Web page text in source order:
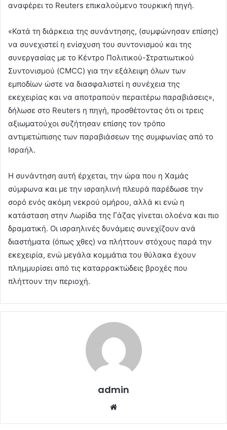
αναφέρει το Reuters επικαλούμενο τουρκική πηγή.
«Κατά τη διάρκεια της συνάντησης, (συμφώνησαν επίσης)
να συνεχιστεί η ενίσχυση του συντονισμού και της
συνεργασίας με το Κέντρο Πολιτικού-Στρατιωτικού
Συντονισμού (CMCC) για την εξάλειψη όλων των
εμποδίων ώστε να διασφαλιστεί η συνέχεια της
εκεχειρίας και να αποτραπούν περαιτέρω παραβιάσεις»,
δήλωσε στο Reuters η πηγή, προσθέτοντας ότι οι τρεις
αξιωματούχοι συζήτησαν επίσης τον τρόπο
αντιμετώπισης των παραβιάσεων της συμφωνίας από το
Ισραήλ.
Η συνάντηση αυτή έρχεται, την ώρα που η Χαμάς
σύμφωνα και με την ισραηλινή πλευρά παρέδωσε την
σορό ενός ακόμη νεκρού ομήρου, αλλά κι ενώ η
κατάσταση στην Λωρίδα της Γάζας γίνεται ολοένα και πιο
δραματική. Οι ισραηλινές δυνάμεις συνεχίζουν ανά
διαστήματα (όπως χθες) να πλήττουν στόχους παρά την
εκεχειρία, ενώ μεγάλα κομμάτια του θύλακα έχουν
πλημμυρίσει από τις καταρρακτώδεις βροχές που
πλήττουν την περιοχή.
admin